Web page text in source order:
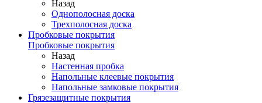
Назад
Однополосная доска
Трехполосная доска
Пробковые покрытия
Пробковые покрытия
Назад
Настенная пробка
Напольные клеевые покрытия
Напольные замковые покрытия
Грязезащитные покрытия